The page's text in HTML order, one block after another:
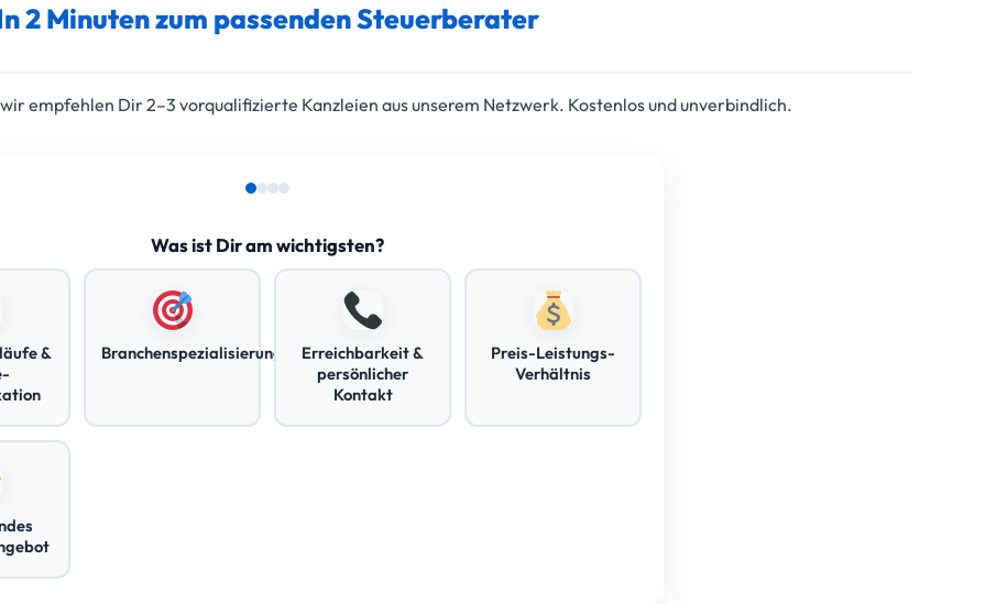
2 Minuten zum passenden Steuerberater
empfehlen Dir 2–3 vorqualifizierte Kanzleien aus unserem Netzwerk. Kostenlos und unverbindlich.
Was ist Dir am wichtigsten?
&
Branchenspezialisierung
Erreichbarkeit &
persönlicher
Kontakt
Preis-Leistungs-
Verhältnis